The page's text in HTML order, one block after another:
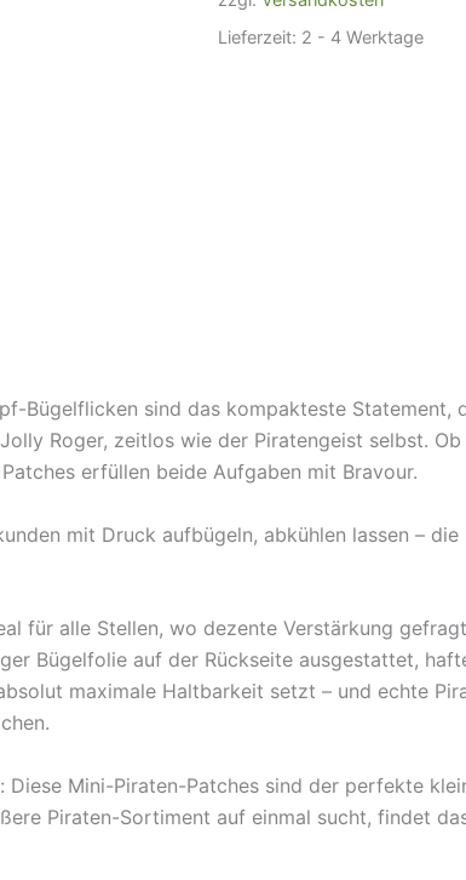
Lieferzeit: 2 - 4 Werktage
Bügelflicken sind das kompakteste Statement,
Roger, zeitlos wie der Piratengeist selbst.
erfüllen beide Aufgaben mit Bravour.
mit Druck aufbügeln, abkühlen lassen –
für alle Stellen, wo dezente Verstärkung
Bügelfolie auf der Rückseite ausgestattet,
maximale Haltbarkeit setzt – und echte
Mini-Piraten-Patches sind der perfekte
Piraten-Sortiment auf einmal sucht, findet